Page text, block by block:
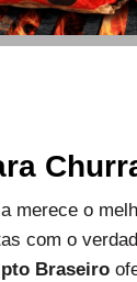
merece o
com o
Braseiro